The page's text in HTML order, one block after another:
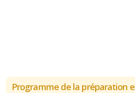
Programme de la préparation